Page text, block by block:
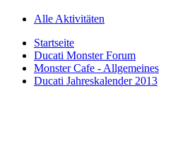
Alle Aktivitäten
Startseite
Ducati Monster Forum
Monster Cafe - Allgemeines
Ducati Jahreskalender 2013